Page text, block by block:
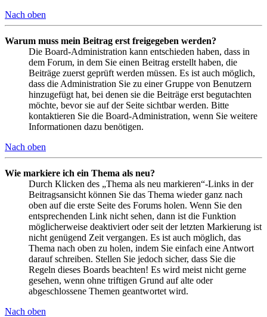
Nach oben
Warum muss mein Beitrag erst freigegeben werden?
Die Board-Administration kann entschieden haben, dass in
dem Forum, in dem Sie einen Beitrag erstellt haben, die
Beiträge zuerst geprüft werden müssen. Es ist auch möglich,
dass die Administration Sie zu einer Gruppe von Benutzern
hinzugefügt hat, bei denen sie die Beiträge erst begutachten
möchte, bevor sie auf der Seite sichtbar werden. Bitte
kontaktieren Sie die Board-Administration, wenn Sie weitere
Informationen dazu benötigen.
Nach oben
Wie markiere ich ein Thema als neu?
Durch Klicken des „Thema als neu markieren“-Links in der
Beitragsansicht können Sie das Thema wieder ganz nach
oben auf die erste Seite des Forums holen. Wenn Sie den
entsprechenden Link nicht sehen, dann ist die Funktion
möglicherweise deaktiviert oder seit der letzten Markierung ist
nicht genügend Zeit vergangen. Es ist auch möglich, das
Thema nach oben zu holen, indem Sie einfach eine Antwort
darauf schreiben. Stellen Sie jedoch sicher, dass Sie die
Regeln dieses Boards beachten! Es wird meist nicht gerne
gesehen, wenn ohne triftigen Grund auf alte oder
abgeschlossene Themen geantwortet wird.
Nach oben